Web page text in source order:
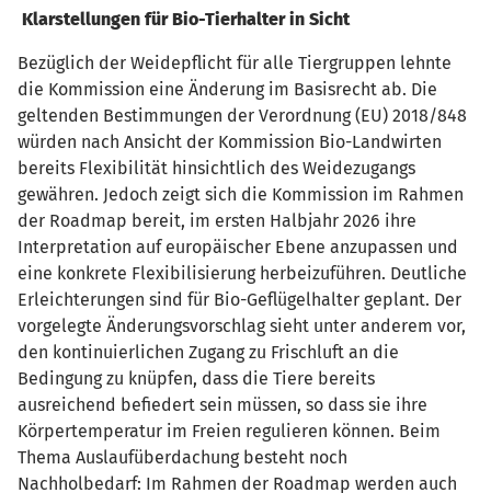
Klarstellungen für Bio-Tierhalter in Sicht
Bezüglich der Weidepflicht für alle Tiergruppen lehnte
die Kommission eine Änderung im Basisrecht ab. Die
geltenden Bestimmungen der Verordnung (EU) 2018/848
würden nach Ansicht der Kommission Bio-Landwirten
bereits Flexibilität hinsichtlich des Weidezugangs
gewähren. Jedoch zeigt sich die Kommission im Rahmen
der Roadmap bereit, im ersten Halbjahr 2026 ihre
Interpretation auf europäischer Ebene anzupassen und
eine konkrete Flexibilisierung herbeizuführen. Deutliche
Erleichterungen sind für Bio-Geflügelhalter geplant. Der
vorgelegte Änderungsvorschlag sieht unter anderem vor,
den kontinuierlichen Zugang zu Frischluft an die
Bedingung zu knüpfen, dass die Tiere bereits
ausreichend befiedert sein müssen, so dass sie ihre
Körpertemperatur im Freien regulieren können. Beim
Thema Auslaufüberdachung besteht noch
Nachholbedarf: Im Rahmen der Roadmap werden auch